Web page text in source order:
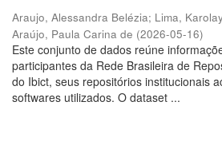
Araujo, Alessandra Belézia; Lima,
Araújo, Paula Carina de (2026-05-16)
Este conjunto de dados reúne
participantes da Rede Brasileira de
do Ibict, seus repositórios institucionais
softwares utilizados. O dataset ...